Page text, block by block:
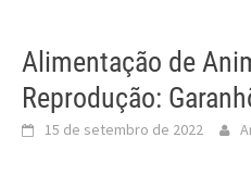
Alimentação de
Reprodução:
15 de setembro de 2022